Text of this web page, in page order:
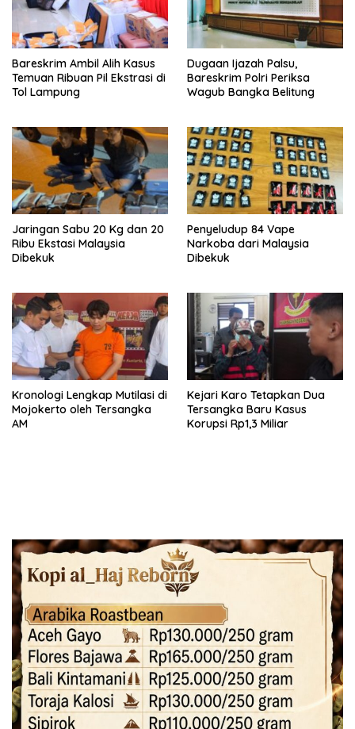
Bareskrim Ambil Alih Kasus
Temuan Ribuan Pil Ekstrasi di
Tol Lampung
Dugaan Ijazah Palsu,
Bareskrim Polri Periksa
Wagub Bangka Belitung
Jaringan Sabu 20 Kg dan 20
Ribu Ekstasi Malaysia
Dibekuk
Penyeludup 84 Vape
Narkoba dari Malaysia
Dibekuk
Kronologi Lengkap Mutilasi di
Mojokerto oleh Tersangka
AM
Kejari Karo Tetapkan Dua
Tersangka Baru Kasus
Korupsi Rp1,3 Miliar